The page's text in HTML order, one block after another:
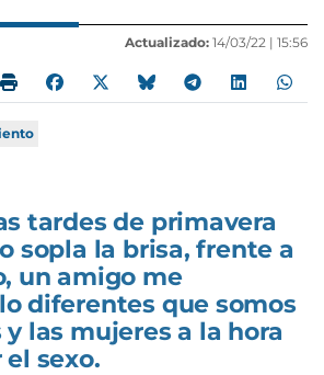
Actualizado: 14/03/22 | 15:56
tardes de primavera
sopla la brisa, frente a
un amigo me
diferentes que somos
las mujeres a la hora
sexo.